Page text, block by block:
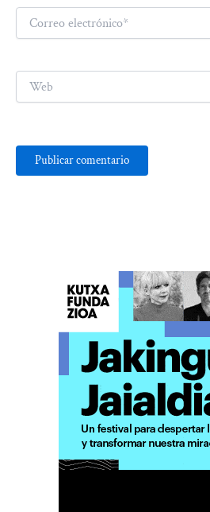
electrónico*
Web